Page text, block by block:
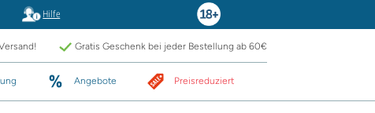
Hilfe
Gratis Geschenk bei jeder Bestellung ab 60€
Angebote Preisreduziert